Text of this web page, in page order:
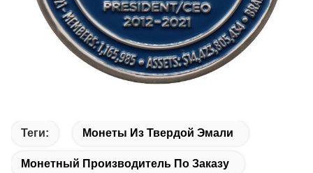
Теги: Монеты Из Твердой Эмали
Монетный Производитель По Заказу